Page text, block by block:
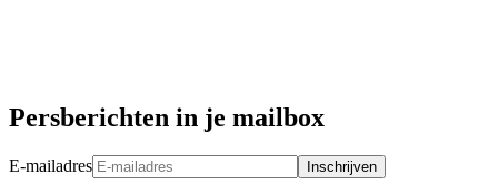
Persberichten in je mailbox
E-mailadres Inschrijven